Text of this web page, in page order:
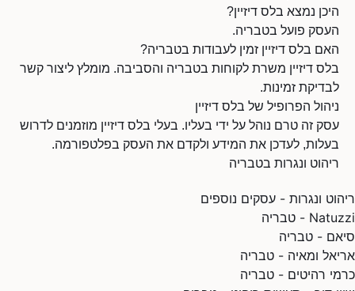
היכן נמצא בלס דיזיין?
העסק פועל בטבריה.
האם בלס דיזיין זמין לעבודות בטבריה?
בלס דיזיין משרת לקוחות בטבריה והסביבה. מומלץ ליצור קשר
לבדיקת זמינות.
ניהול הפרופיל של בלס דיזיין
עסק זה טרם נוהל על ידי בעליו. בעלי בלס דיזיין מוזמנים לדרוש
בעלות, לעדכן את המידע ולקדם את העסק בפלטפורמה.
ריהוט ונגרות בטבריה
ריהוט ונגרות - עסקים נוספים
Natuzzi - טבריה
סיאם - טבריה
אריאל ומאיה - טבריה
כרמי רהיטים - טבריה